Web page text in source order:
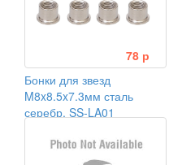
78 р
Бонки для звезд
M8x8.5x7.3мм сталь
серебр. SS-LA01